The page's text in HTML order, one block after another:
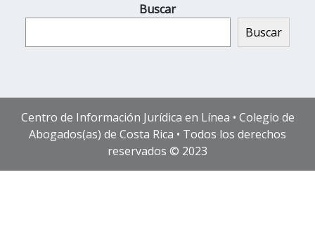
Buscar
Buscar
Centro de Información Jurídica en Línea • Colegio de
Abogados(as) de Costa Rica • Todos los derechos
reservados © 2023